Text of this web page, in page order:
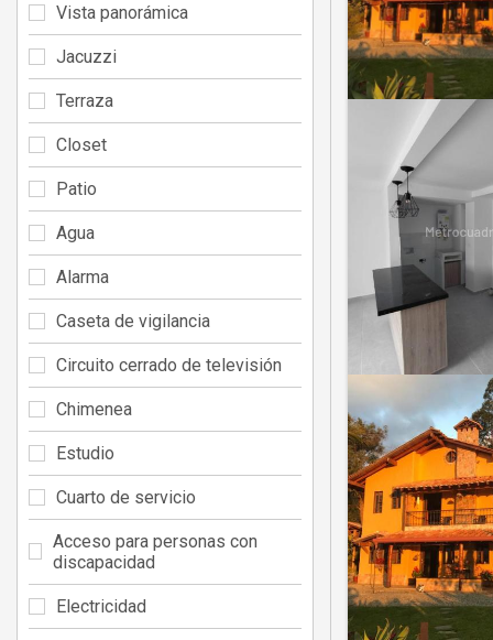
Vista panorámica
Jacuzzi
Terraza
Closet
Patio
Agua
Alarma
Caseta de vigilancia
Circuito cerrado de televisión
Chimenea
Estudio
Cuarto de servicio
Acceso para personas con
discapacidad
Electricidad